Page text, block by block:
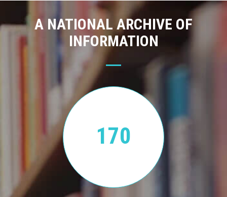
A NATIONAL ARCHIVE OF
INFORMATION
170